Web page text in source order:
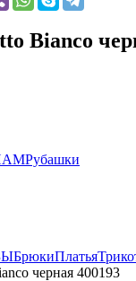
Bianco
Рубашки
БрюкиПлатья
черная 400193